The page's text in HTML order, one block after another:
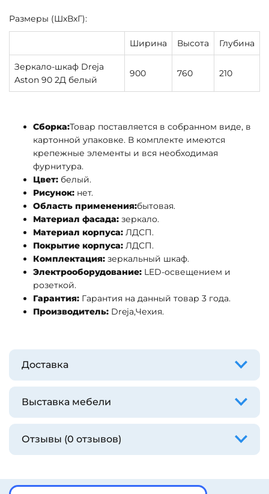
Размеры (ШхВхГ):
Ширина Высота Глубина
Зеркало-шкаф Dreja
Aston 90 2Д белый
900 760 210
Сборка:Товар поставляется в собранном виде, в
картонной упаковке. В комплекте имеются
крепежные элементы и вся необходимая
фурнитура.
Цвет: белый.
Рисунок: нет.
Область применения:бытовая.
Материал фасада: зеркало.
Материал корпуса: ЛДСП.
Покрытие корпуса: ЛДСП.
Комплектация: зеркальный шкаф.
Электрооборудование: LED-освещением и
розеткой.
Гарантия: Гарантия на данный товар 3 года.
Производитель: Dreja,Чехия.
Доставка
Выставка мебели
Отзывы (0 отзывов)